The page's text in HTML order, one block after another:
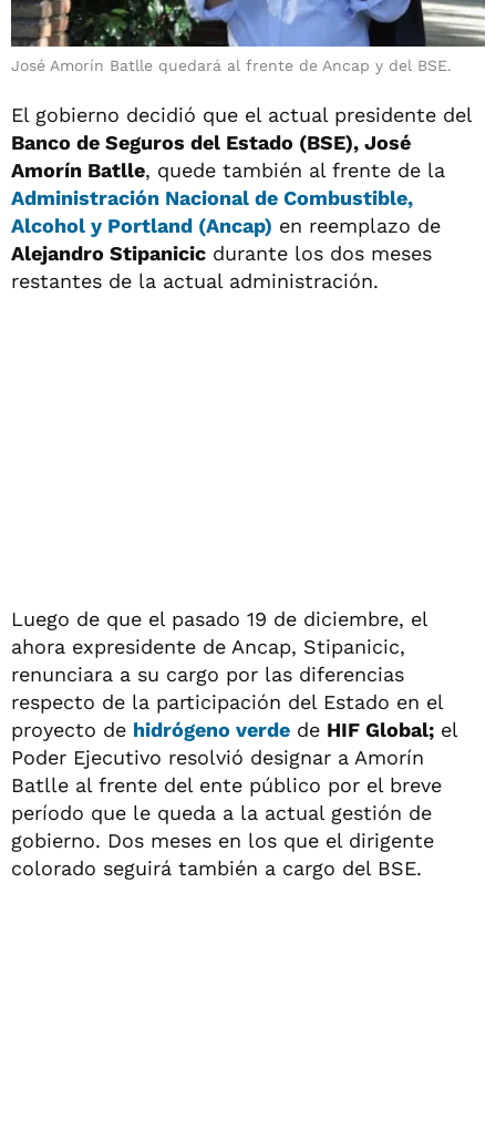
José Amorín Batlle quedará al frente de Ancap y del BSE.
El gobierno decidió que el actual presidente del
Banco de Seguros del Estado (BSE), José
Amorín Batlle, quede también al frente de la
Administración Nacional de Combustible,
Alcohol y Portland (Ancap) en reemplazo de
Alejandro Stipanicic durante los dos meses
restantes de la actual administración.
Luego de que el pasado 19 de diciembre, el
ahora expresidente de Ancap, Stipanicic,
renunciara a su cargo por las diferencias
respecto de la participación del Estado en el
proyecto de hidrógeno verde de HIF Global; el
Poder Ejecutivo resolvió designar a Amorín
Batlle al frente del ente público por el breve
período que le queda a la actual gestión de
gobierno. Dos meses en los que el dirigente
colorado seguirá también a cargo del BSE.